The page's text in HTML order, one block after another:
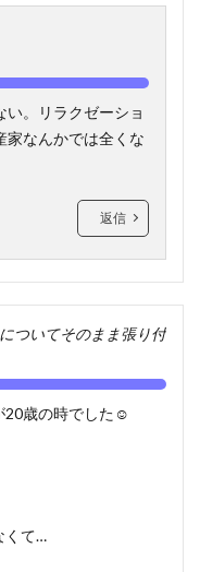
。リラクゼーショ
家なんかでは全くな
返信
ついてそのまま張り付
20歳の時でした☺️
くて…